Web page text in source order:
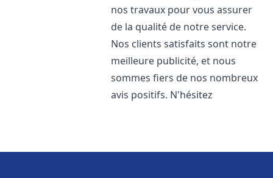
nos travaux pour vous assurer
de la qualité de notre service.
Nos clients satisfaits sont notre
meilleure publicité, et nous
sommes fiers de nos nombreux
avis positifs. N'hésitez